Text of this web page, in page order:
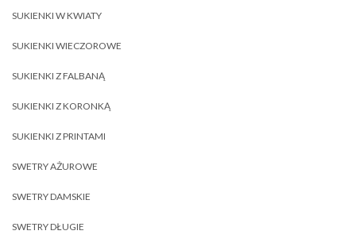
SUKIENKI W KWIATY
SUKIENKI WIECZOROWE
SUKIENKI Z FALBANĄ
SUKIENKI Z KORONKĄ
SUKIENKI Z PRINTAMI
SWETRY AŻUROWE
SWETRY DAMSKIE
SWETRY DŁUGIE